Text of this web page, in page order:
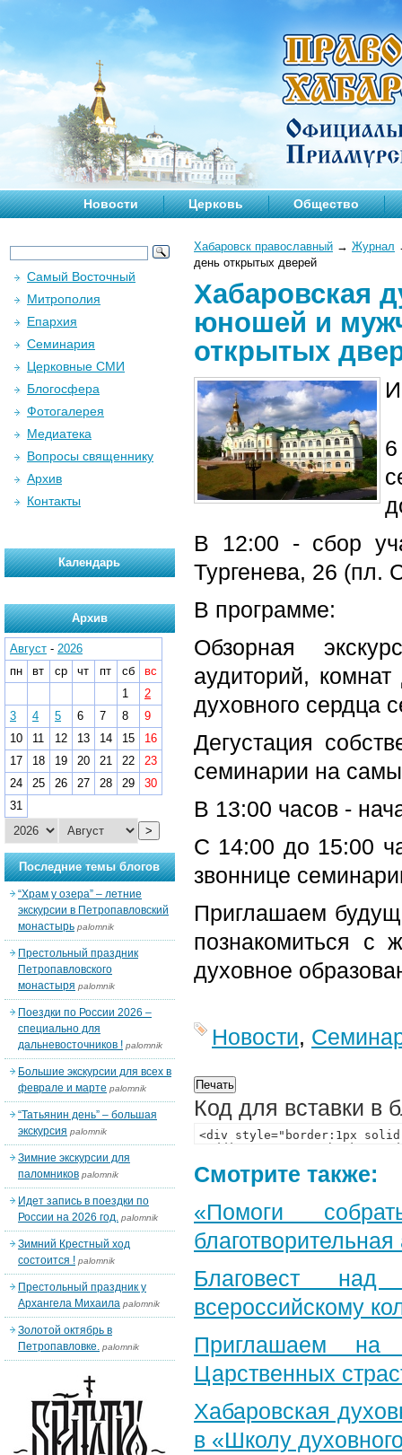
Новости Церковь Общество
Хабаровск православный → Журнал
день открытых дверей
Хабаровская
юношей и
открытых
В 12:00 - сбор
Тургенева, 26 (пл.
В программе:
Обзорная
аудиторий,
духовного сердца
Дегустация
семинарии на
В 13:00 часов -
С 14:00 до 15:00
звоннице
Приглашаем
познакомиться с
духовное
Новости,
Код для вставки в
Смотрите также:
«Помоги
Благовест
всероссийскому
Приглашаем на
Царственных
Хабаровская
в «Школу
Самый Восточный
Митрополия
Епархия
Семинария
Церковные СМИ
Блогосфера
Фотогалерея
Медиатека
Вопросы священнику
Архив
Контакты
Календарь
Архив
Август - 2026
пн
вт ср чт пт сб
вс
1
2
3
4 5 6 7 8
9
10
11 12 13 14 15
16
17
18 19 20 21 22
23
24
25 26 27 28 29
30
31
>
Последние темы блогов
“Храм у озера” – летние
экскурсии в Петропавловский
монастырь palomnik
Престольный праздник
Петропавловского
монастыря palomnik
Поездки по России 2026 –
специально для
дальневосточников ! palomnik
Большие экскурсии для всех в
феврале и марте palomnik
“Татьянин день” – большая
экскурсия palomnik
Зимние экскурсии для
паломников palomnik
Идет запись в поездки по
России на 2026 год. palomnik
Зимний Крестный ход
состоится ! palomnik
Престольный праздник у
Архангела Михаила palomnik
Золотой октябрь в
Петропавловке. palomnik